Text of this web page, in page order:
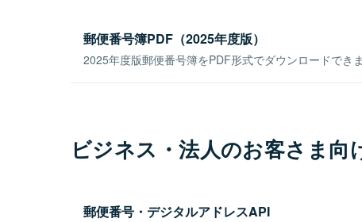
郵便番号簿PDF（2025年度版）
2025年度版郵便番号簿をPDF形式でダウンロードできま
ビジネス・法人のお客さま向
郵便番号・デジタルアドレスAPI